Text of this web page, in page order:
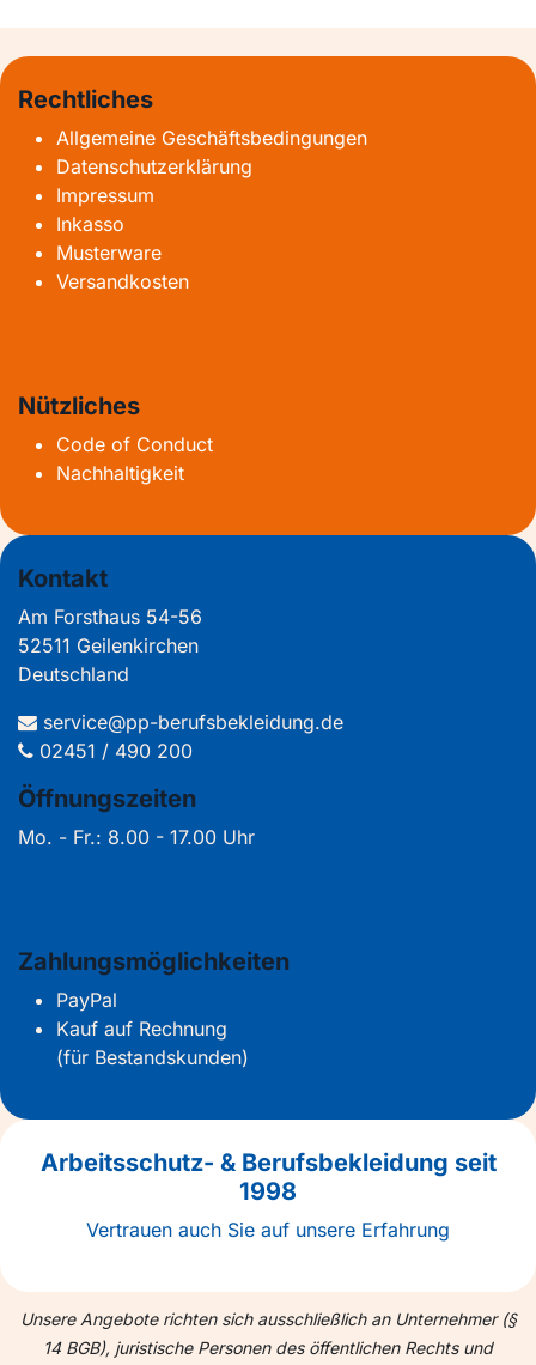
Rechtliches
Allgemeine Geschäftsbedingungen
Datenschutzerklärung
Impressum
Inkasso
Musterware
Versandkosten
Nützliches
Code of Conduct
Nachhaltigkeit
Kontakt
Am Forsthaus 54-56
52511 Geilenkirchen
Deutschland
service@pp-berufsbekleidung.de
02451 / 490 200
Öffnungszeiten
Mo. - Fr.: 8.00 - 17.00 Uhr
Zahlungsmöglichkeiten
PayPal
Kauf auf Rechnung
(für Bestandskunden)
Arbeitsschutz- & Berufsbekleidung seit
1998
Vertrauen auch Sie auf unsere Erfahrung
Unsere Angebote richten sich ausschließlich an Unternehmer (§
14 BGB), juristische Personen des öffentlichen Rechts und